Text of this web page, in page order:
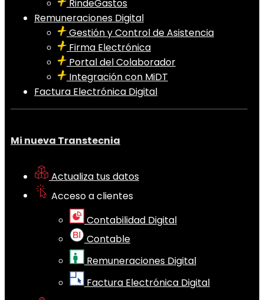
RindeGastos
Remuneraciones Digital
Gestión y Control de Asistencia
Firma Electrónica
Portal del Colaborador
Integración con MiDT
Factura Electrónica Digital
Mi nueva Transtecnia
Actualiza tus datos
Acceso a clientes
Contabilidad Digital
Contable
Remuneraciones Digital
Factura Electrónica Digital